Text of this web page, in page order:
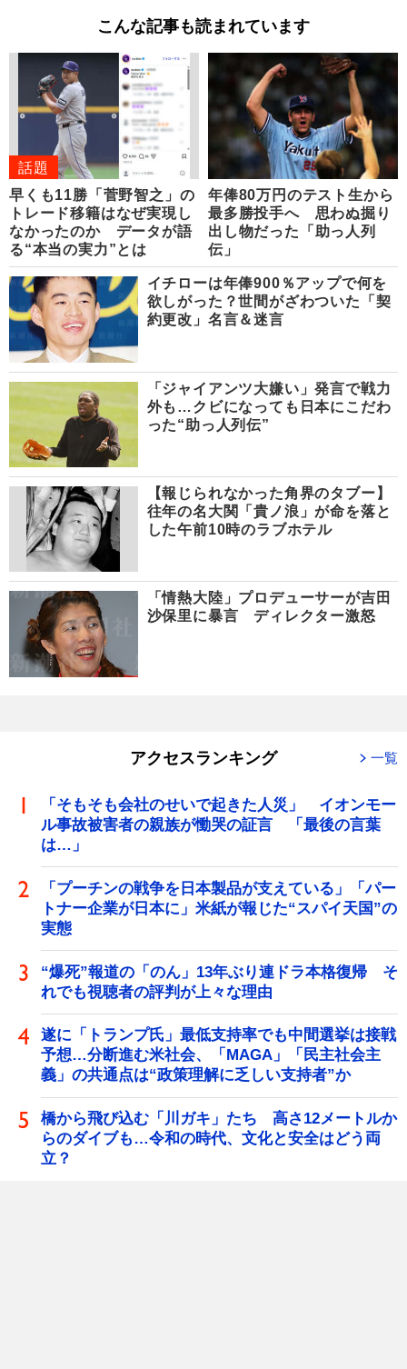
こんな記事も読まれています
話題
早くも11勝「菅野智之」の
トレード移籍はなぜ実現し
なかったのか データが語
る“本当の実力”とは
年俸80万円のテスト生から
最多勝投手へ 思わぬ掘り
出し物だった「助っ人列
伝」
イチローは年俸900％アップで何を
欲しがった？世間がざわついた「契
約更改」名言＆迷言
「ジャイアンツ大嫌い」発言で戦力
外も…クビになっても日本にこだわ
った“助っ人列伝”
【報じられなかった角界のタブー】
往年の名大関「貴ノ浪」が命を落と
した午前10時のラブホテル
「情熱大陸」プロデューサーが吉田
沙保里に暴言 ディレクター激怒
アクセスランキング 一覧
「そもそも会社のせいで起きた人災」 イオンモー
ル事故被害者の親族が慟哭の証言 「最後の言葉
は…」
「プーチンの戦争を日本製品が支えている」「パー
トナー企業が日本に」米紙が報じた“スパイ天国”の
実態
“爆死”報道の「のん」13年ぶり連ドラ本格復帰 そ
れでも視聴者の評判が上々な理由
遂に「トランプ氏」最低支持率でも中間選挙は接戦
予想…分断進む米社会、「MAGA」「民主社会主
義」の共通点は“政策理解に乏しい支持者”か
橋から飛び込む「川ガキ」たち 高さ12メートルか
らのダイブも…令和の時代、文化と安全はどう両
立？